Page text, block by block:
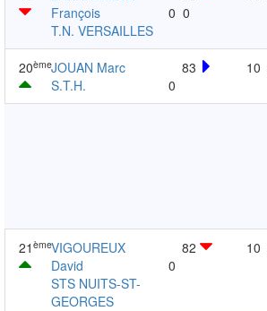
François
T.N. VERSAILLES
0 0
20èmeJOUAN Marc
S.T.H.
83 10
0
21 èmeVIGOUREUX
David
STS NUITS-ST-
GEORGES
82 10
0